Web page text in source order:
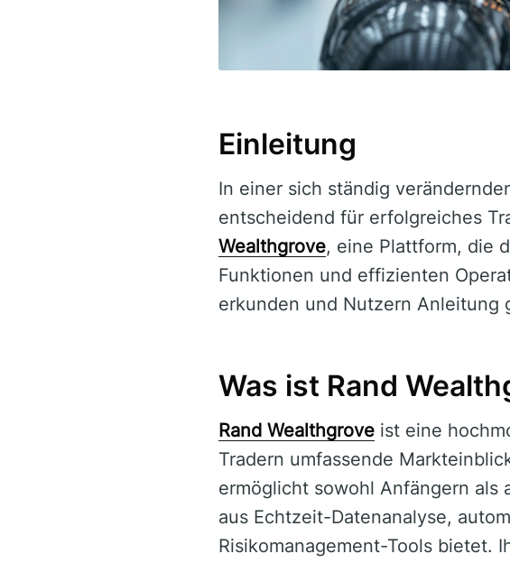
Einleitung
In einer sich ständig
entscheidend für erfolgreiches
Wealthgrove, eine Plattform, die
Funktionen und effizienten
erkunden und Nutzern Anleitung
Was ist Rand
Rand Wealthgrove ist eine
Tradern umfassende
ermöglicht sowohl Anfängern als
aus Echtzeit-Datenanalyse,
Risikomanagement-Tools bietet.